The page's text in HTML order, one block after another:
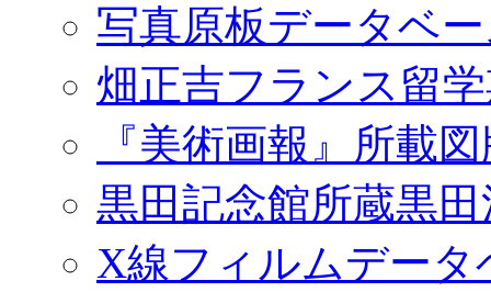
写真原板データベ
畑正吉フランス留
『美術画報』所載
黒田記念館所蔵黒
X線フィルムデータ